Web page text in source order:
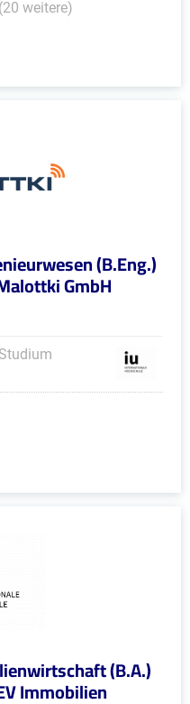
weitere)
(B.Eng.)
GmbH
(B.A.)
Immobilien